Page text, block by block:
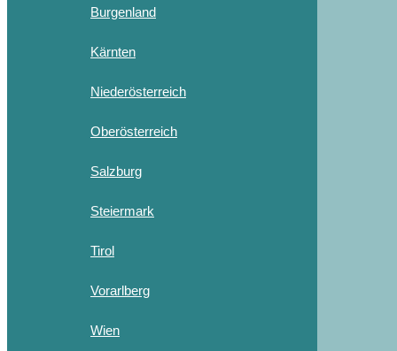
Burgenland
Kärnten
Niederösterreich
Oberösterreich
Salzburg
Steiermark
Tirol
Vorarlberg
Wien